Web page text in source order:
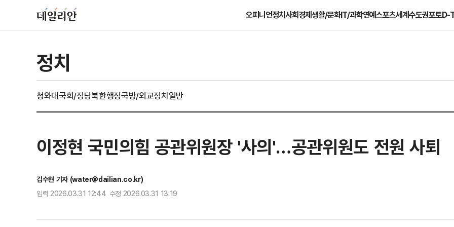
오피니언정치사회경제생활/문화IT/과학연예스포츠세계수도권포토D-
정치
청와대국회/정당북한행정국방/외교정치일반
이정현 국민의힘 공관위원장 '사의'…공관위원도 전원 사퇴
김수현 기자 (water@dailian.co.kr)
입력 2026.03.31 12:44 수정 2026.03.31 13:19